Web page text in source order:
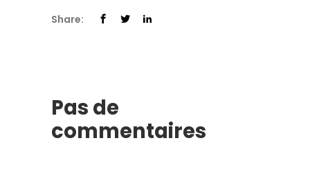
Share:
Pas de
commentaires